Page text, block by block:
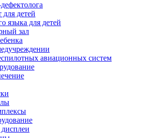
детей
языка для детей
зал
авиационных систем